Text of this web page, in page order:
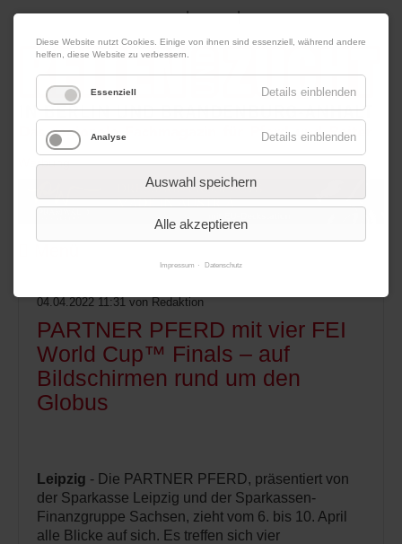
07. August 2026 Impressum|Kontakt|Datenschutz
Werbung
04.04.2022 11:31 von Redaktion
PARTNER PFERD mit vier FEI
World Cup™ Finals – auf
Bildschirmen rund um den
Globus ­
Leipzig - Die PARTNER PFERD, präsentiert von
der Sparkasse Leipzig und der Sparkassen-
Finanzgruppe Sachsen, zieht vom 6. bis 10. April
alle Blicke auf sich. Es treffen sich vier
Diese Website nutzt Cookies. Einige von ihnen sind essenziell, während andere
helfen, diese Website zu verbessern.
Essenziell Details einblenden
Analyse Details einblenden
Auswahl speichern
Alle akzeptieren
Impressum Datenschutz